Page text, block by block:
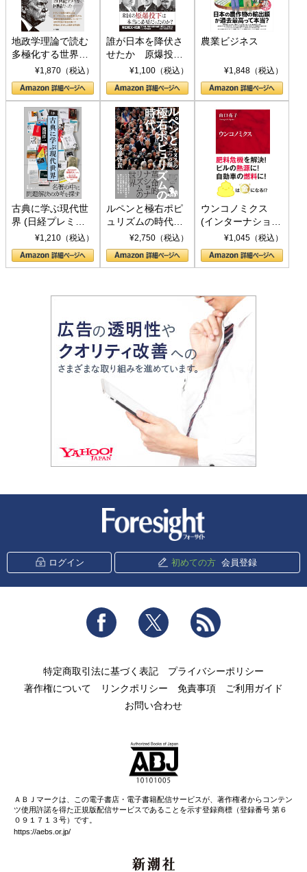
地政学理論で読む
多極化する世界：
トランプとBRICS
の挑戦
¥1,870（税込）
誰が日本を降伏さ
せたか 原爆投
下、ソ連参戦、そ
して聖断 (PHP新
書)
¥1,100（税込）
農業ビジネス
¥1,848（税込）
古典に学ぶ現代世
界 (日経プレミア
シリーズ)¥1,210（税込）
ルペンと極右ポピ
ュリズムの時代：
〈ヤヌス〉の二つ
の顔
¥2,750（税込）
ウンコノミクス
(インターナショナ
ル新書)¥1,045（税込）
ログイン 初めての方 会員登録
Facebook Twitter
特定商取引法に基づく表記
プライバシーポリシー
著作権について
リンクポリシー 免責事項
ご利用ガイド
お問い合わせ
ＡＢＪマークは、この電子書店・電子書籍配信サービスが、著作権者からコンテン
ツ使用許諾を得た正規版配信サービスであることを示す登録商標（登録番号 第６
０９１７１３号）です。
https://aebs.or.jp/